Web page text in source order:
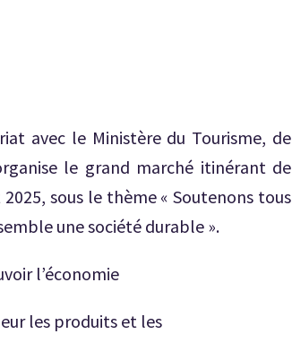
avec le Ministère du Tourisme, de
le grand marché itinérant de
sous le thème « Soutenons tous
une société durable ».
l’économie
les produits et les